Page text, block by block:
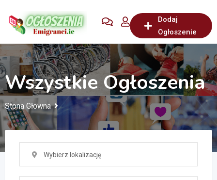
treści
Dodaj
Ogłoszenie
Wszystkie Ogłoszenia
Stona Głowna
Wybierz lokalizację